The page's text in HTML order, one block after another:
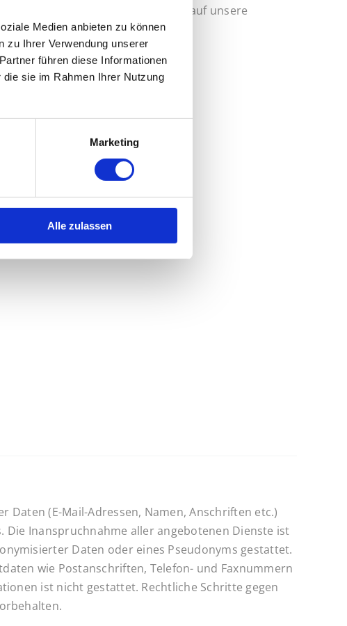
Medien anbieten zu können
zu Ihrer Verwendung unserer
führen diese Informationen
sie im Rahmen Ihrer Nutzung
Marketing
Alle zulassen
sowie das Setzen von Links auf unsere
(E-Mail-Adressen, Namen, Anschriften etc.)
Inanspruchnahme aller angebotenen Dienste ist
Daten oder eines Pseudonyms gestattet.
wie Postanschriften, Telefon- und Faxnummern
ist nicht gestattet. Rechtliche Schritte gegen